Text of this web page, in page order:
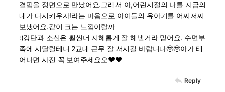
결핍을 정면으로 만났어요.그래서 아,어린시절의 나를 지금의
내가 다시키우자!라는 마음으로 아이들의 유아기를 어찌저찌
보냈어요.같이 크는 느낌이랄까
:)강단과 소신은 훨씬더 지혜롭게 잘 해낼거라 믿어요. 수면부
족에 시달릴테니 2교대 근무 잘 서시길 바랍니다🥹🥹아가 태
어나면 사진 꼭 보여주세요오❤️❤️
Reply